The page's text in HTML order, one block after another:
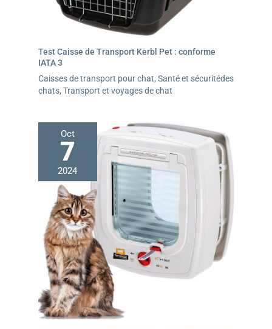
Test Caisse de Transport Kerbl Pet : conforme
IATA 3
Caisses de transport pour chat, Santé et sécuritédes
chats, Transport et voyages de chat
Oct
7
2024